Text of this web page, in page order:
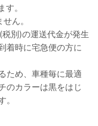
。
ん。
別)の運送代金が発生
着時に宅急便の方に
ため、車種毎に最適
のカラーは黒をはじ
。